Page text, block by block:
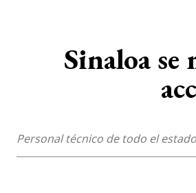
Sinaloa
Personal técnico de todo el